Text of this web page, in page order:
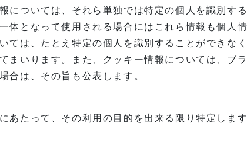
については、それら単独では特定の個人を識別す
体となって使用される場合にはこれら情報も個人情
ては、たとえ特定の個人を識別することができな
まいります。また、クッキー情報については、ブ
合は、その旨も公表します。
あたって、その利用の目的を出来る限り特定します